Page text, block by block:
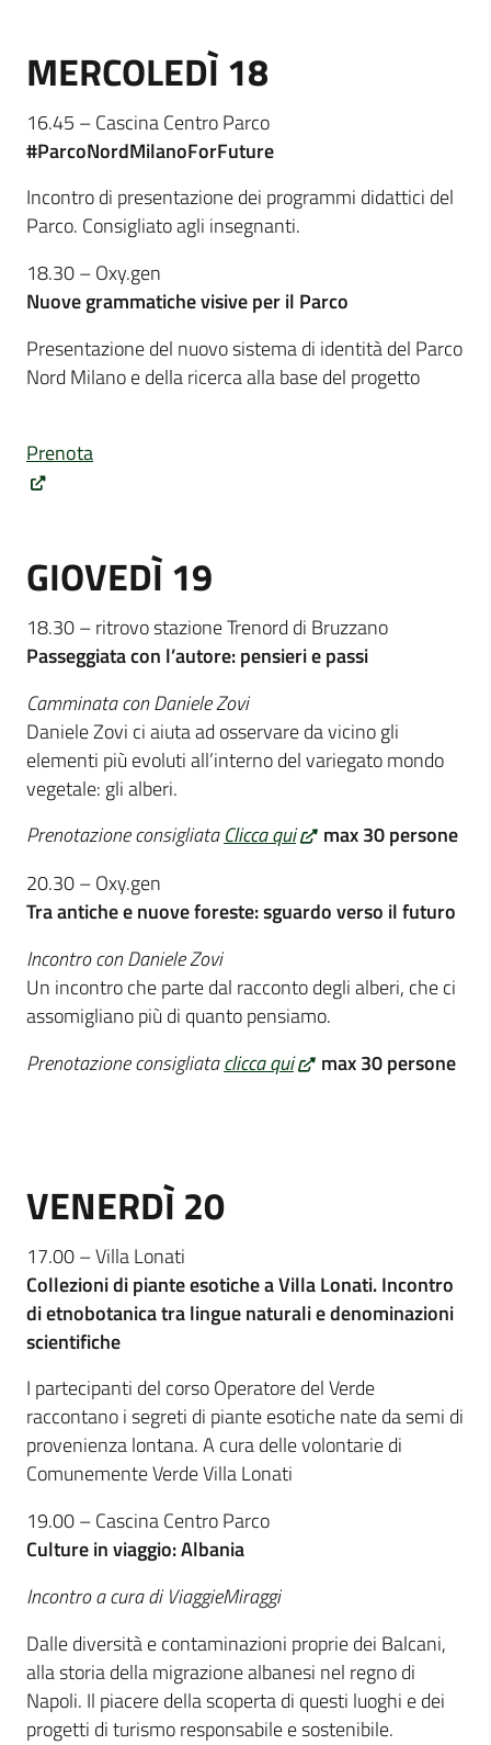
MERCOLEDÌ 18
16.45 – Cascina Centro Parco
#ParcoNordMilanoForFuture
Incontro di presentazione dei programmi didattici del
Parco. Consigliato agli insegnanti.
18.30 – Oxy.gen
Nuove grammatiche visive per il Parco
Presentazione del nuovo sistema di identità del Parco
Nord Milano e della ricerca alla base del progetto
Prenota
GIOVEDÌ 19
18.30 – ritrovo stazione Trenord di Bruzzano
Passeggiata con l’autore: pensieri e passi
Camminata con Daniele Zovi
Daniele Zovi ci aiuta ad osservare da vicino gli
elementi più evoluti all’interno del variegato mondo
vegetale: gli alberi.
Prenotazione consigliataClicca qui
max 30 persone
20.30 – Oxy.gen
Tra antiche e nuove foreste: sguardo verso il futuro
Incontro con Daniele Zovi
Un incontro che parte dal racconto degli alberi, che ci
assomigliano più di quanto pensiamo.
Prenotazione consigliataclicca qui max 30 persone
VENERDÌ 20
17.00 – Villa Lonati
Collezioni di piante esotiche a Villa Lonati. Incontro
di etnobotanica tra lingue naturali e denominazioni
scientifiche
I partecipanti del corso Operatore del Verde
raccontano i segreti di piante esotiche nate da semi di
provenienza lontana. A cura delle volontarie di
Comunemente Verde Villa Lonati
19.00 – Cascina Centro Parco
Culture in viaggio: Albania
Incontro a cura di ViaggieMiraggi
Dalle diversità e contaminazioni proprie dei Balcani,
alla storia della migrazione albanesi nel regno di
Napoli. Il piacere della scoperta di questi luoghi e dei
progetti di turismo responsabile e sostenibile.